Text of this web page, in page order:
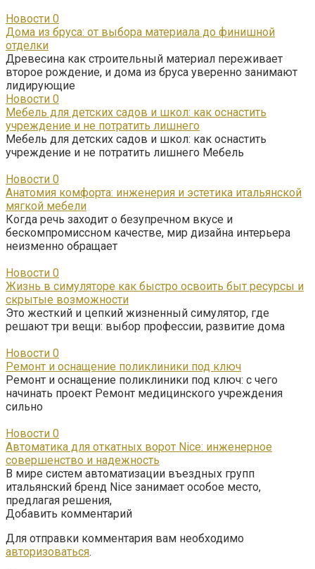
Новости 0
Дома из бруса: от выбора материала до финишной
отделки
Древесина как строительный материал переживает
второе рождение, и дома из бруса уверенно занимают
лидирующие
Новости 0
Мебель для детских садов и школ: как оснастить
учреждение и не потратить лишнего
Мебель для детских садов и школ: как оснастить
учреждение и не потратить лишнего Мебель
Новости 0
Анатомия комфорта: инженерия и эстетика итальянской
мягкой мебели
Когда речь заходит о безупречном вкусе и
бескомпромиссном качестве, мир дизайна интерьера
неизменно обращает
Новости 0
Жизнь в симуляторе как быстро освоить быт ресурсы и
скрытые возможности
Это жесткий и цепкий жизненный симулятор, где
решают три вещи: выбор профессии, развитие дома
Новости 0
Ремонт и оснащение поликлиники под ключ
Ремонт и оснащение поликлиники под ключ: с чего
начинать проект Ремонт медицинского учреждения
сильно
Новости 0
Автоматика для откатных ворот Nice: инженерное
совершенство и надежность
В мире систем автоматизации въездных групп
итальянский бренд Nice занимает особое место,
предлагая решения,
Добавить комментарий
Для отправки комментария вам необходимо
авторизоваться.